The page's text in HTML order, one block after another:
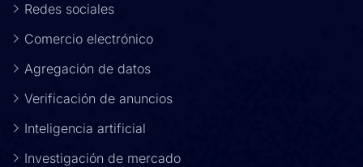
Redes sociales
Comercio electrónico
Agregación de datos
Verificación de anuncios
Inteligencia artificial
Investigación de mercado